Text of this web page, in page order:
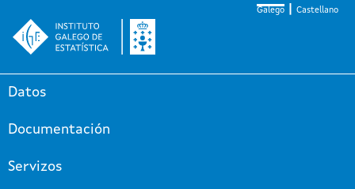
Galego Castellano
Datos
Documentación
Servizos